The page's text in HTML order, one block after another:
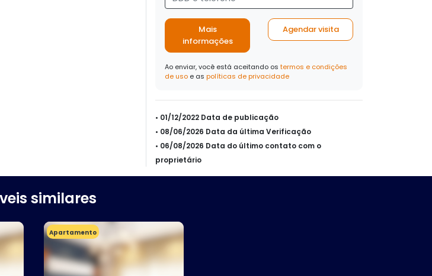
Mais
informações
Agendar visita
Ao enviar, você está aceitando os termos e condições
de uso e as políticas de privacidade
• 01/12/2022 Data de publicação
• 08/06/2026 Data da última Verificação
• 06/08/2026 Data do último contato com o
proprietário
similares
Apartamento